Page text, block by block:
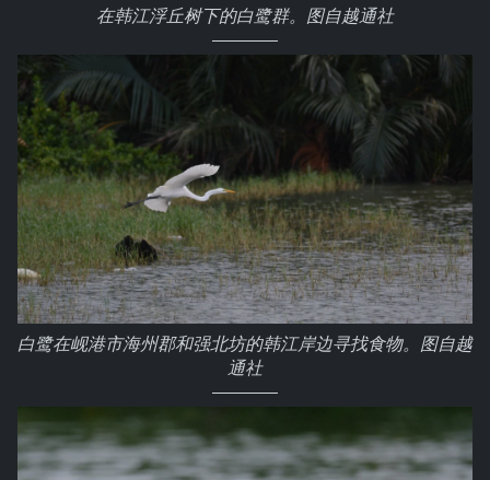
在韩江浮丘树下的白鹭群。图自越通社
白鹭在岘港市海州郡和强北坊的韩江岸边寻找食物。图自越
通社